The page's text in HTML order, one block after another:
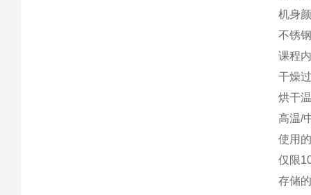
机身
不锈
课程
干燥
烘干
高温/
使用
仅限
存储